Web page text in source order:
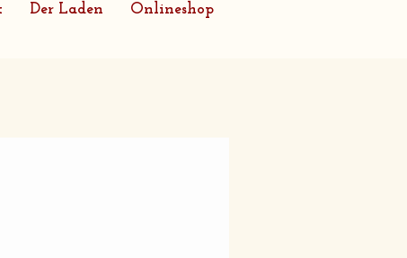
Der Laden Onlineshop